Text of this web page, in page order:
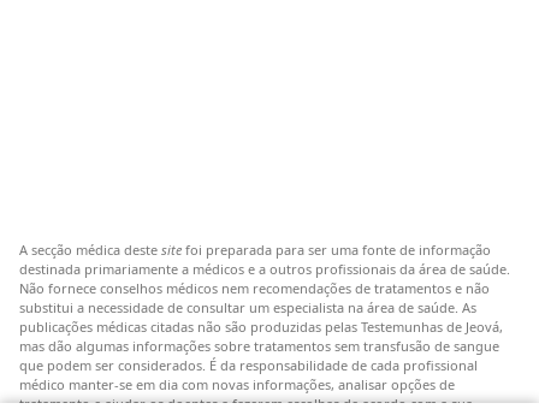
A secção médica deste site foi preparada para ser uma fonte de informação
destinada primariamente a médicos e a outros profissionais da área de saúde.
Não fornece conselhos médicos nem recomendações de tratamentos e não
substitui a necessidade de consultar um especialista na área de saúde. As
publicações médicas citadas não são produzidas pelas Testemunhas de Jeová,
mas dão algumas informações sobre tratamentos sem transfusão de sangue
que podem ser considerados. É da responsabilidade de cada profissional
médico manter-se em dia com novas informações, analisar opções de
tratamento e ajudar os doentes a fazerem escolhas de acordo com a sua